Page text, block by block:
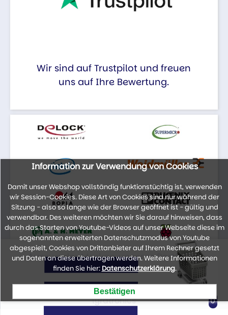
Wir sind auf Trustpilot und freuen
uns auf Ihre Bewertung.
Auszug der Marken unseres Portfolios
lyratronics
Information zur Verwendung von Cookies
Damit unser Webshop vollständig funktionstüchtig ist, verwenden
wir Session-Cookies. Diese Art von Cookies sind nur während der
Sitzung - also so lange wie der Browser geöffnet ist - gültig und
verwendbar. Des weiteren möchten wir Sie darauf hinweisen, dass
durch das Starten von Youtube-Videos auf unser Webseite diese im
sogenannten erweiterten Datenschutzmodus von Youtube
abgespielt, Cookies von Drittanbieter auf Ihrem Rechner gesetzt
und Daten an diese übertragen werden. Weitere Informationen
finden Sie hier: Datenschutzerklärung.
0